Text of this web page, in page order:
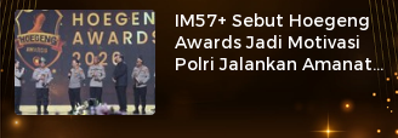
IM57+ Sebut Hoegeng
Awards Jadi Motivasi
Polri Jalankan Amanat